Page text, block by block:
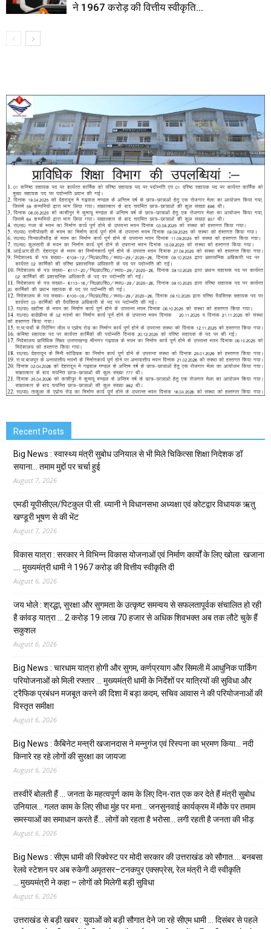
ने ₹1967 करोड़ की वित्तीय स्वीकृति...
Recent Posts
Big News : स्वास्थ्य मंत्री सुबोध उनियाल से भी मिले चिकित्सा शिक्षा निदेशक डॉ
सयाना… तमाम मुद्दों पर चर्चा हुई
August 7, 2026
एमडी यूपीसीएल/पिटकुल पी.सी. ध्यानी ने विधानसभा अध्यक्षा एवं कोटद्वार विधायक ऋतु
खण्डूरी भूषण से की भेंट
August 7, 2026
विकास यात्रा : सरकार ने विभिन्न विकास योजनाओं एवं निर्माण कार्यों के लिए खोला खजाना
…. मुख्यमंत्री धामी ने ₹1967 करोड़ की वित्तीय स्वीकृति दी
August 6, 2026
जय भोले : श्रद्धा, सुरक्षा और सुगमता के उत्कृष्ट समन्वय से सफलतापूर्वक संचालित हो रही
है कांवड़ यात्रा … 2 करोड़ 19 लाख 70 हजार से अधिक शिवभक्त अब तक लौटे चुके हैं
सकुशल
August 6, 2026
Big News : चारधाम यात्रा होगी और सुगम, कर्णप्रयाग और सिमली में आधुनिक पार्किंग
परियोजनाओं को मिली रफ्तार … मुख्यमंत्री धामी के निर्देशों पर यात्रियों की सुविधा और
ट्रैफिक प्रबंधन मजबूत करने की दिशा में बड़ा कदम, सचिव आवास ने की परियोजनाओं की
विस्तृत समीक्षा
August 6, 2026
Big News : कैबिनेट मन्त्री खजानदास ने मन्नुगंज एवं रिस्पना का भ्रमण किया… नदी
किनारे रह रहे लोगों की सुरक्षा का जायजा
August 6, 2026
तस्वीरें बोलती हैं … जनता के महत्वपूर्ण काम के लिए दिन-रात एक कर देते हैं मंत्री सुबोध
उनियाल… गलत काम के लिए सीधा मुंह पर मना… जनसुनवाई कार्यक्रम में मौके पर तमाम
समस्याओं का समाधान करते हैं… लोगों को रहता है भरोसा… लगी रहती है जनता की भीड़
August 6, 2026
Big News : सीएम धामी की रिक्वेस्ट पर मोदी सरकार की उत्तराखंड को सौगात…. बनबसा
रेलवे स्टेशन पर अब रुकेगी अमृतसर–टनकपुर एक्सप्रेस, रेल मंत्री ने दी स्वीकृति
… मुख्यमंत्री ने कहा – लोगों को मिलेगी बड़ी सुविधा
August 6, 2026
उत्तराखंड से बड़ी खबर : युवाओं को बड़ी सौगात देने जा रहे सीएम धामी … दिसंबर से पहले